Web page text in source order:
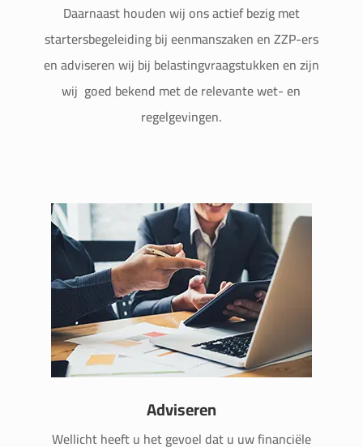
Daarnaast houden wij ons actief bezig met
startersbegeleiding bij eenmanszaken en ZZP-ers
en adviseren wij bij belastingvraagstukken en zijn
wij goed bekend met de relevante wet- en
regelgevingen.
Adviseren
Wellicht heeft u het gevoel dat u uw financiële